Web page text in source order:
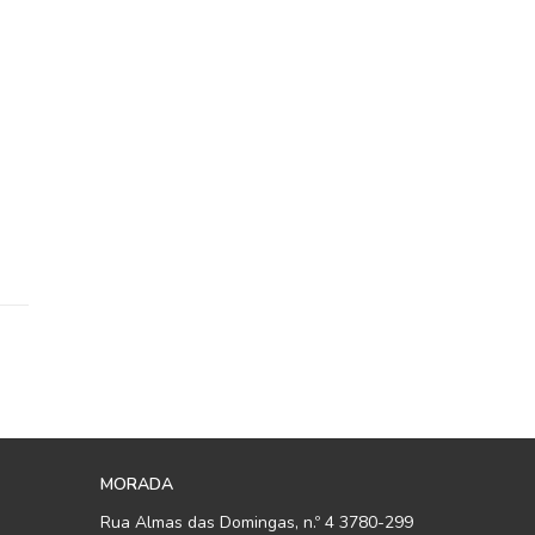
MORADA
Rua Almas das Domingas, n.º 4 3780-299